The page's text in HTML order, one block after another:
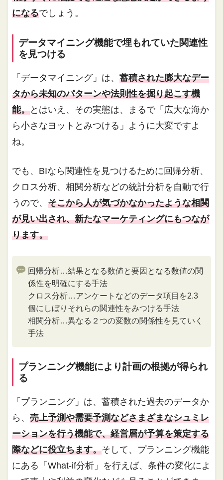
になるでしょう。
データマイニング機能で埋もれていた関連性
を見つける
「データマイニング」は、蓄積された膨大なデー
タから未知のパターンや法則性を掘り起こす機
能。とはいえ、その実態は、まるで「広大な海か
ら小さなヨットとみつける」ように大変ですよ
ね。
でも、BIなら関連性を見つけるために回帰分析、
クロス分析、相関分析などの統計分析を自動で行
うので、そこから人が気づかなかったような相関
が見い出され、新たなマーケティングにもつなが
ります。
回帰分析…結果となる数値と要因となる数値の関
係性を明確にする手法
クロス分析…アンケートなどのデータ項目を2.3
個にしぼりそれらの関連性をみつける手法
相関分析…異なる２つの変数の関係性を見ていく
手法
プランニング機能により計画の根拠が得られ
る
「プランニング」は、蓄積された過去のデータか
ら、売上予測や需要予測などさまざまなシュミレ
ーションを行う機能で、経営層が予算を策定する
際などに役立ちます。そして、プランニング機能
にある「What-if分析」を行えば、条件の変化によ